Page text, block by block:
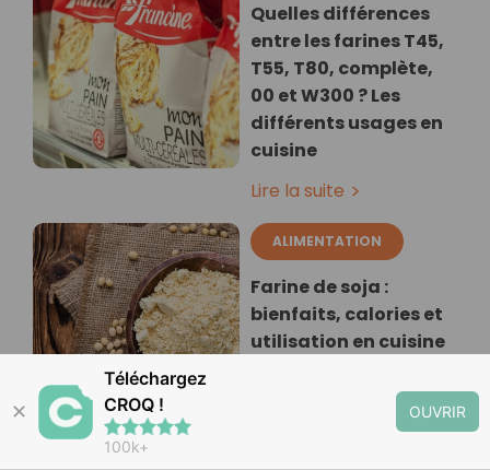
Quelles différences
entre les farines T45,
T55, T80, complète,
00 et W300 ? Les
différents usages en
cuisine
Lire la suite
ALIMENTATION
Farine de soja :
bienfaits, calories et
utilisation en cuisine
✕
Téléchargez
CROQ !
100k+
OUVRIR